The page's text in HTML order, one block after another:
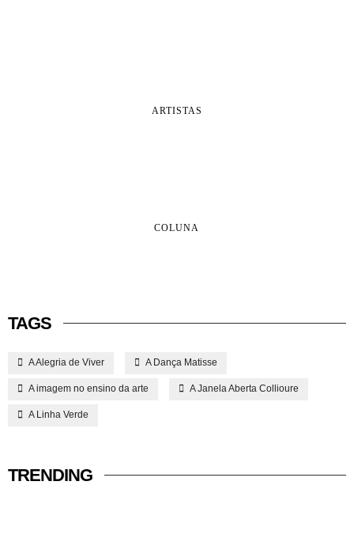
ARTISTAS
COLUNA
TAGS
A Alegria de Viver A Dança Matisse
A imagem no ensino da arte A Janela Aberta Collioure
A Linha Verde
TRENDING